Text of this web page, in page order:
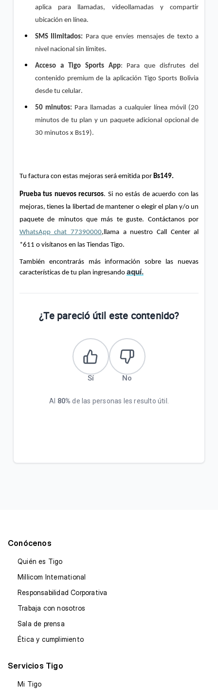
aplica para llamadas, videollamadas y compartir
ubicación en línea.
SMS Ilimitados: Para que envíes mensajes de texto a
nivel nacional sin límites.
Acceso a Tigo Sports App: Para que disfrutes del
contenido premium de la aplicación Tigo Sports Bolivia
desde tu celular.
50 minutos: Para llamadas a cualquier línea móvil (20
minutos de tu plan y un paquete adicional opcional de
30 minutos x Bs19).
Tu factura con estas mejoras será emitida por Bs149.
Prueba tus nuevos recursos. Si no estás de acuerdo con las
mejoras, tienes la libertad de mantener o elegir el plan y/o un
WhatsApp chat 77390000,llama a nuestro Call
Center al
*611 o visítanos en las Tiendas Tigo.
También encontrarás más información sobre las nuevas
características de tu plan ingresando aquí.
¿Te pareció útil este contenido?
Sí No
Al 80% de las personas les resulto útil.
Conócenos
Quién es Tigo
Millicom International
Responsabilidad Corporativa
Trabaja con nosotros
Sala de prensa
Ética y cumplimiento
Servicios Tigo
Mi Tigo